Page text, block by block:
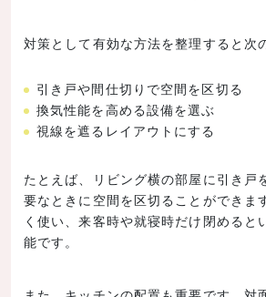
対策として有効な方法を整理すると次
引き戸や間仕切りで空間を区切る
換気性能を高める設備を選ぶ
視線を遮るレイアウトにする
たとえば、リビング横の部屋に引き戸
要なときに空間を区切ることができま
く使い、来客時や就寝時だけ閉めると
能です。